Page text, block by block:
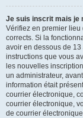
Je suis inscrit mais je
Vérifiez en premier lieu
corrects. Si la
avoir en dessous de
instructions que vous
les nouvelles
un administrateur,
information était
courrier électronique,
courrier électronique,
de courrier